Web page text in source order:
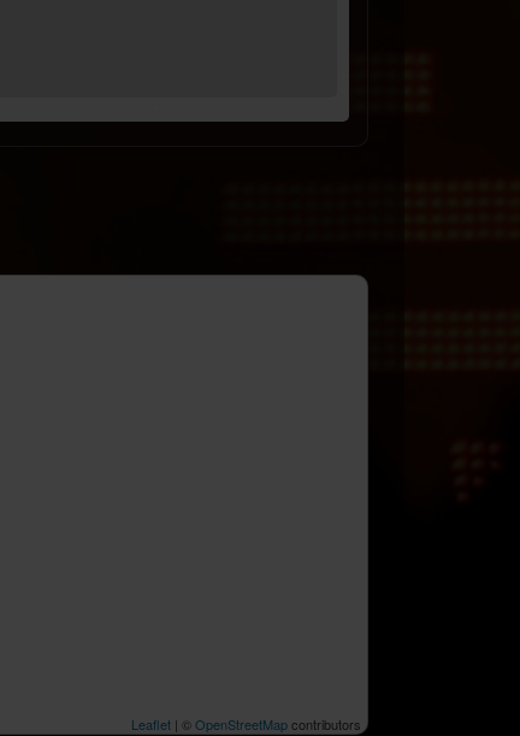
Leaflet | ©OpenStreetMapcontributors